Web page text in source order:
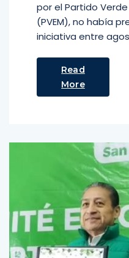
por el Partido
(PVEM), no había
iniciativa entre
Read
More